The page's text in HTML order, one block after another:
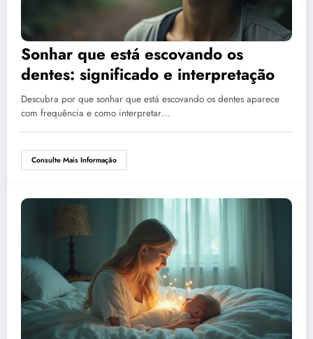
Sonhar que está escovando os
dentes: significado e interpretação
Descubra por que sonhar que está escovando os dentes aparece
com frequência e como interpretar…
Consulte Mais Informação